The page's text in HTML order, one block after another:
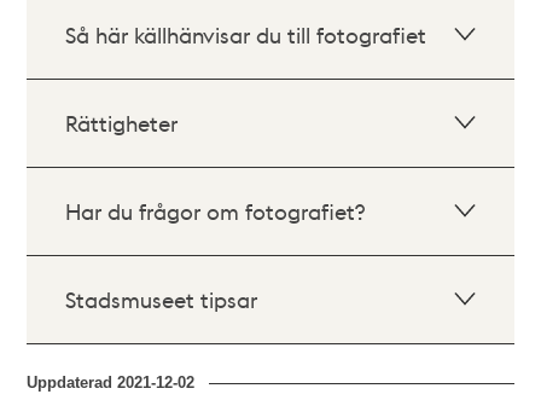
Så här källhänvisar du till fotografiet
Rättigheter
Har du frågor om fotografiet?
Stadsmuseet tipsar
Uppdaterad2021-12-02